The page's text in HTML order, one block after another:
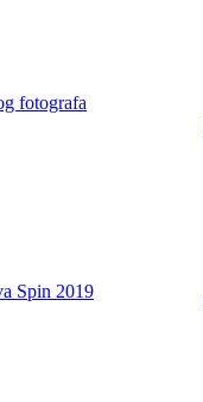
fotografa
Spin 2019